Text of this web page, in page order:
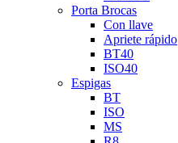
Porta Brocas
Con llave
Apriete rápido
BT40
ISO40
Espigas
BT
ISO
MS